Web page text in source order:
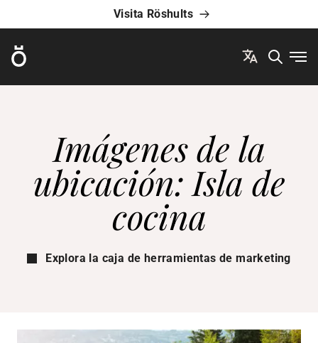
Visita Röshults
Röshults
Imágenes de la
ubicación: Isla de
cocina
Explora la caja de herramientas de marketing